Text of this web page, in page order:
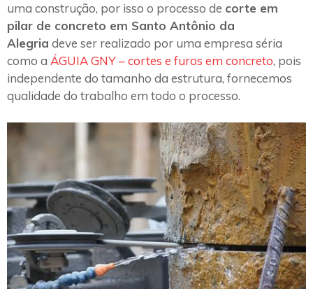
uma construção, por isso o processo de corte em
pilar de concreto em Santo Antônio da
Alegria deve ser realizado por uma empresa séria
como a ÁGUIA GNY – cortes e furos em concreto, pois
independente do tamanho da estrutura, fornecemos
qualidade do trabalho em todo o processo.